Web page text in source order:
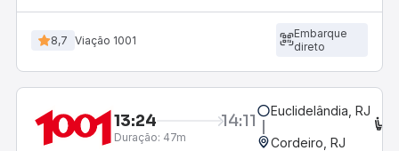
8,7 Viação 1001
Embarque
direto
13:24 14:11
Duração: 47m
Euclidelândia, RJ
Cordeiro, RJ